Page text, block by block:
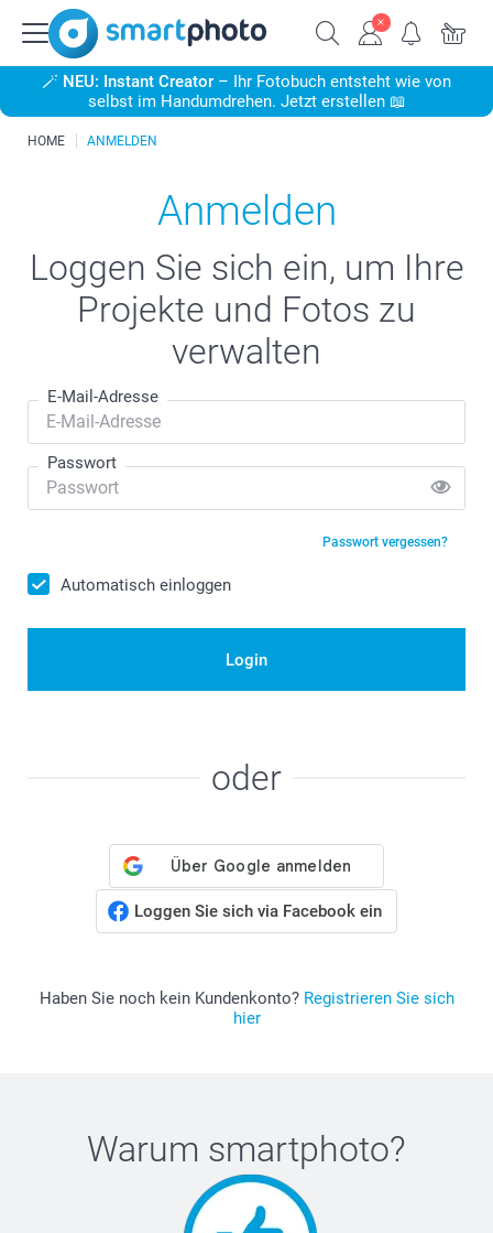
🪄 NEU: Instant Creator – Ihr Fotobuch entsteht wie von
selbst im Handumdrehen. Jetzt erstellen 📖
HOME ANMELDEN
Anmelden
Loggen Sie sich ein, um Ihre
Projekte und Fotos zu
verwalten
E-Mail-Adresse
Passwort
Passwort vergessen?
Automatisch einloggen
Login
oder
Loggen Sie sich via Facebook ein
Haben Sie noch kein Kundenkonto? Registrieren Sie sich
hier
Warum smartphoto?